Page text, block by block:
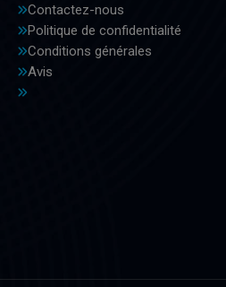
Contactez-nous
Politique de confidentialité
Conditions générales
Avis